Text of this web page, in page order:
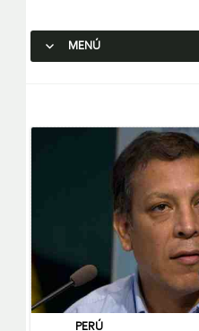
MENÚ
PERÚ